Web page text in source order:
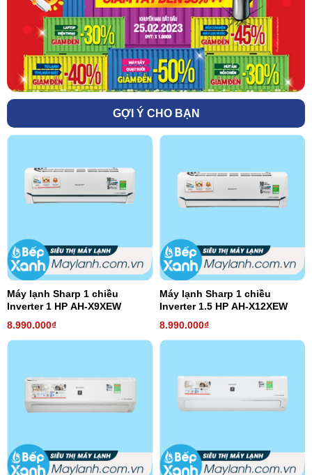
GỢI Ý CHO BẠN
Máy lạnh Sharp 1 chiều
Inverter 1 HP AH-X9XEW
8.990.000₫
Máy lạnh Sharp 1 chiều
Inverter 1.5 HP AH-X12XEW
8.990.000₫